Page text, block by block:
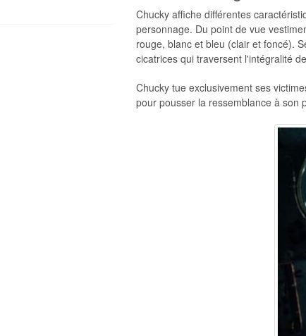
Chucky affiche différentes
personnage. Du point de vue
rouge, blanc et bleu (clair et foncé).
cicatrices qui traversent l'intégralité
Chucky tue exclusivement ses
pour pousser la ressemblance à son